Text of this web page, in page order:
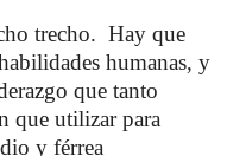
trecho. Hay que
humanas, y
que tanto
que utilizar para
y férrea